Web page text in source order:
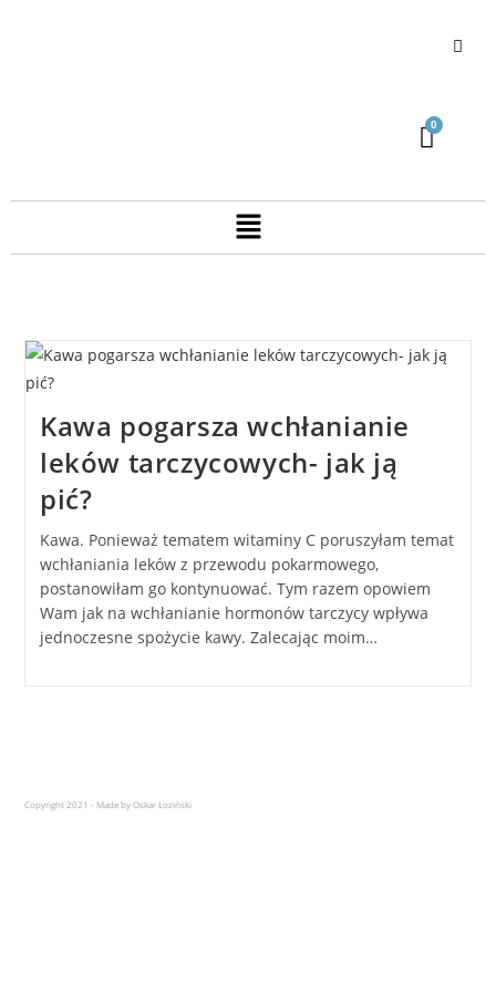
Kawa pogarsza wchłanianie
leków tarczycowych- jak ją
pić?
Kawa. Ponieważ tematem witaminy C poruszyłam temat
wchłaniania leków z przewodu pokarmowego,
postanowiłam go kontynuować. Tym razem opowiem
Wam jak na wchłanianie hormonów tarczycy wpływa
jednoczesne spożycie kawy. Zalecając moim…
Copyright 2021 - Made by Oskar Łoziński